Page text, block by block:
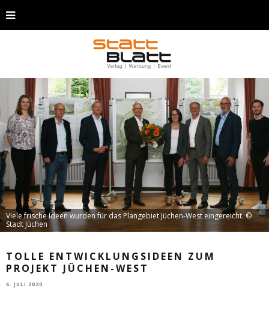
Viele frische Ideen wurden für das Plangebiet Jüchen-West eingereicht. ©
Stadt Jüchen
TOLLE ENTWICKLUNGSIDEEN ZUM
PROJEKT JÜCHEN-WEST
6. JULI 2020